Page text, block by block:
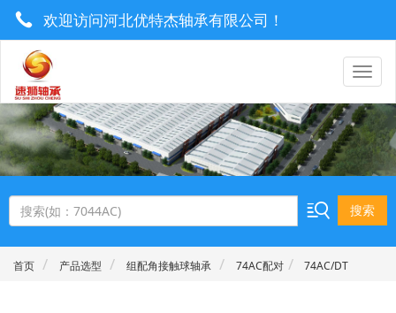
欢迎访问河北优特杰轴承有限公司！
0319-8577222 / 13930921506 utrgebearing@163.com
搜索
首页 产品选型 组配角接触球轴承 74AC配对 74AC/DT